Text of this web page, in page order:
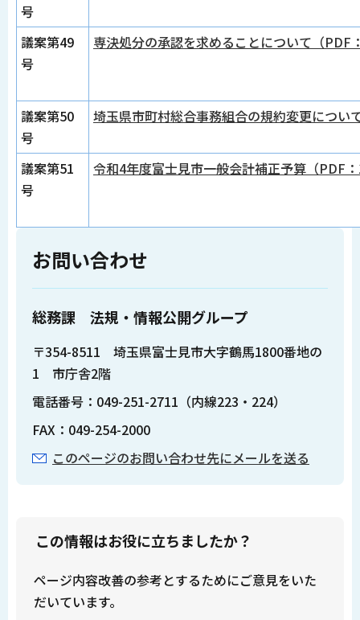
号
議案第49
号
専決処分の承認を求めることについて（PDF
議案第50
号
埼玉県市町村総合事務組合の規約変更につい
議案第51
号
令和4年度富士見市一般会計補正予算（PDF
お問い合わせ
総務課 法規・情報公開グループ
〒354-8511 埼玉県富士見市大字鶴馬1800番地の
1 市庁舎2階
電話番号：049-251-2711（内線223・224）
FAX：049-254-2000
このページのお問い合わせ先にメールを送る
この情報はお役に立ちましたか？
ページ内容改善の参考とするためにご意見をいた
だいています。